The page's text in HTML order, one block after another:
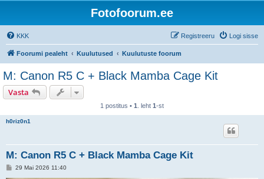
Fotofoorum.ee
KKK Logi sisse
Registreeru
Foorumi pealeht Kuulutused Kuulutuste foorum
M: Canon R5 C + Black Mamba Cage Kit
Vasta
1 postitus • 1 . leht 1-st
h0riz0n1
M: Canon R5 C + Black Mamba Cage Kit
P29 Mai 2026 11:40